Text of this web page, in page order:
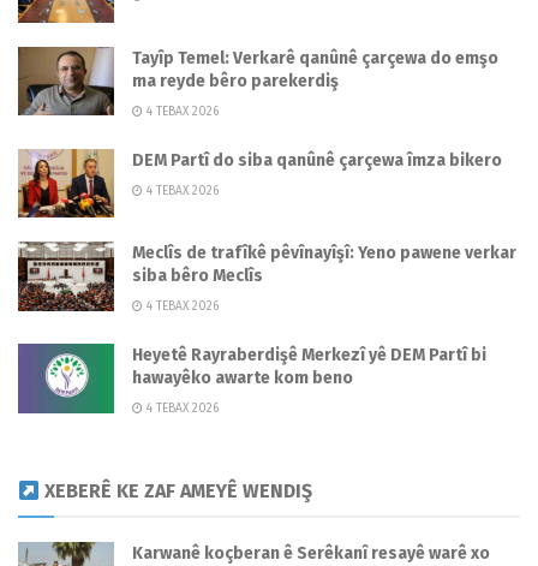
Tayîp Temel: Verkarê qanûnê çarçewa do emşo
ma reyde bêro parekerdiş
4 TEBAX 2026
DEM Partî do siba qanûnê çarçewa îmza bikero
4 TEBAX 2026
Meclîs de trafîkê pêvînayîşî: Yeno pawene verkar
siba bêro Meclîs
4 TEBAX 2026
Heyetê Rayraberdişê Merkezî yê DEM Partî bi
hawayêko awarte kom beno
4 TEBAX 2026
XEBERÊ KE ZAF AMEYÊ WENDIŞ
Karwanê koçberan ê Serêkanî resayê warê xo